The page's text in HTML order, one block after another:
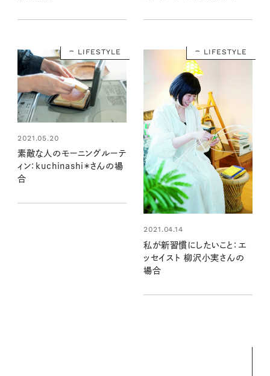
LIFESTYLE
2021.05.20
素敵な人のモーニングルーテ
ィン：kuchinashi＊さんの場
合
LIFESTYLE
2021.04.14
私が新習慣にしたいこと：エ
ッセイスト 柳沢小実さんの
場合